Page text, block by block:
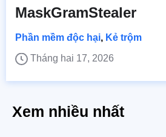
MaskGramStealer
Phần mềm độc hại, Kẻ trộm
Tháng hai 17, 2026
Xem nhiều nhất